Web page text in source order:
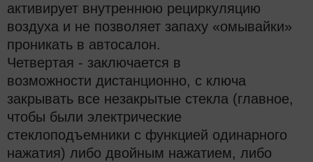
активирует внутреннюю рециркуляцию
воздуха и не позволяет запаху «омывайки»
проникать в автосалон.
Четвертая - заключается в
возможности дистанционно, с ключа
закрывать все незакрытые стекла (главное,
чтобы были электрические
стеклоподъемники с функцией одинарного
нажатия) либо двойным нажатием, либо